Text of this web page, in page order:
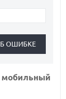
мобильный